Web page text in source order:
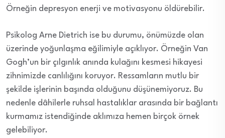
Örneğin depresyon enerji ve motivasyonu öldürebilir.
Psikolog Arne Dietrich ise bu durumu, önümüzde olan
üzerinde yoğunlaşma eğilimiyle açıklıyor. Örneğin Van
Gogh’un bir çılgınlık anında kulağını kesmesi hikayesi
zihnimizde canlılığını koruyor. Ressamların mutlu bir
şekilde işlerinin başında olduğunu düşünemiyoruz. Bu
nedenle dâhilerle ruhsal hastalıklar arasında bir bağlantı
kurmamız istendiğinde aklımıza hemen birçok örnek
gelebiliyor.